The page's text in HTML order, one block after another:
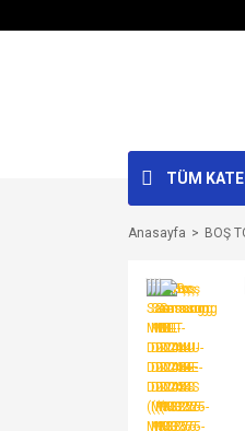
TÜM
Anasayfa BOŞ